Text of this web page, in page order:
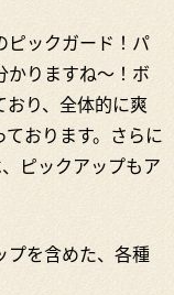
ピックガード！パ
かりますね～！ボ
おり、全体的に爽
おります。さらに
ピックアップもア
プを含めた、各種